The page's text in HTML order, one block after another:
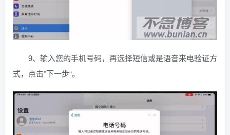
9、输入您的手机号码，再选择短信或是语音来电验证方
式，点击”下一步“。